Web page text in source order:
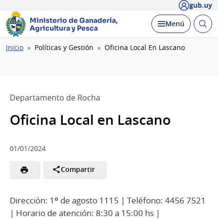
gub.uy
Ministerio de Ganadería,
Agricultura y Pesca
Desplegar
Menú Abrir
Ruta
Inicio Políticas y Gestión Oficina Local En Lascano
Departamento de Rocha
Oficina Local en Lascano
01/01/2024
Compartir
Dirección: 1º de agosto 1115 | Teléfono: 4456 7521
| Horario de atención: 8:30 a 15:00 hs |